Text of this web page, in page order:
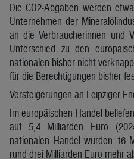
Die CO2-Abgaben werden
Unternehmen der
an die Verbraucherinnen und
Unterschied zu den
nationalen bisher nicht
für die Berechtigungen bisher
Versteigerungen an Leipziger
Im europäischen Handel
auf 5,4 Milliarden Euro
nationalen Handel wurden 16
rund drei Milliarden Euro mehr